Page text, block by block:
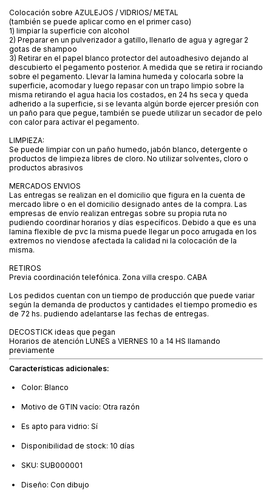
Colocación sobre AZULEJOS / VIDRIOS/ METAL
(también se puede aplicar como en el primer caso)
1) limpiar la superficie con alcohol
2) Preparar en un pulverizador a gatillo, llenarlo de agua y agregar 2
gotas de shampoo
3) Retirar en el papel blanco protector del autoadhesivo dejando al
descubierto el pegamento posterior. A medida que se retira ir rociando
sobre el pegamento. Llevar la lamina humeda y colocarla sobre la
superficie, acomodar y luego repasar con un trapo limpio sobre la
misma retirando el agua hacia los costados, en 24 hs seca y queda
adherido a la superficie, si se levanta algún borde ejercer presión con
un paño para que pegue, también se puede utilizar un secador de pelo
con calor para activar el pegamento.
LIMPIEZA:
Se puede limpiar con un paño humedo, jabón blanco, detergente o
productos de limpieza libres de cloro. No utilizar solventes, cloro o
productos abrasivos
MERCADOS ENVIOS
Las entregas se realizan en el domicilio que figura en la cuenta de
mercado libre o en el domicilio designado antes de la compra. Las
empresas de envío realizan entregas sobre su propia ruta no
pudiendo coordinar horarios y días específicos. Debido a que es una
lamina flexible de pvc la misma puede llegar un poco arrugada en los
extremos no viendose afectada la calidad ni la colocación de la
misma.
RETIROS
Previa coordinación telefónica. Zona villa crespo. CABA
Los pedidos cuentan con un tiempo de producción que puede variar
según la demanda de productos y cantidades el tiempo promedio es
de 72 hs. pudiendo adelantarse las fechas de entregas.
DECOSTICK ideas que pegan
Horarios de atención LUNES a VIERNES 10 a 14 HS llamando
previamente
Características adicionales:
Color: Blanco
Motivo de GTIN vacío: Otra razón
Es apto para vidrio: Sí
Disponibilidad de stock: 10 días
SKU: SUB000001
Diseño: Con dibujo